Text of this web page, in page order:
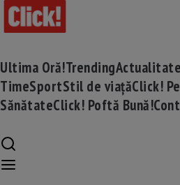
Ultima Oră!TrendingActualitate
TimeSportStil de viațăClick!
SănătateClick! Poftă Bună!